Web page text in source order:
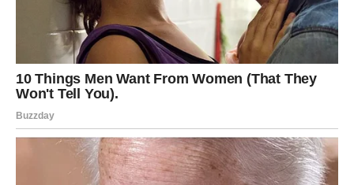
Vaga
Vagama se ostvaruje želja koju dugo nose u srcu. Vest
koja stiže vratiće vam optimizam i pokazati da vas
očekuju mnogo lepši dani.